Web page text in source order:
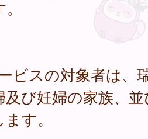
ビスの対象者は、
及び妊婦の家族、
す。